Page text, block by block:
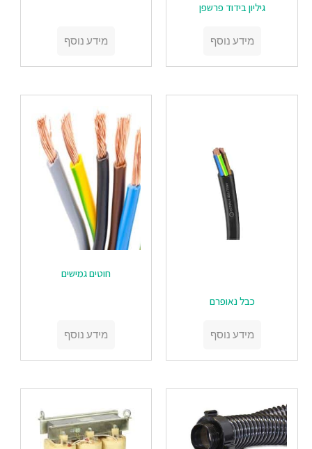
‏‏גיליון בידוד פרשפן
מידע נוסף מידע נוסף
כבל נאופרם
מידע נוסף
חוטים גמישים
מידע נוסף